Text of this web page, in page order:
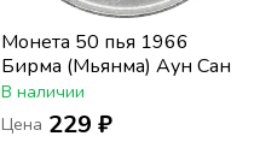
Монета 50 пья 1966
Бирма (Мьянма) Аун Сан
В наличии
Цена 229 ₽